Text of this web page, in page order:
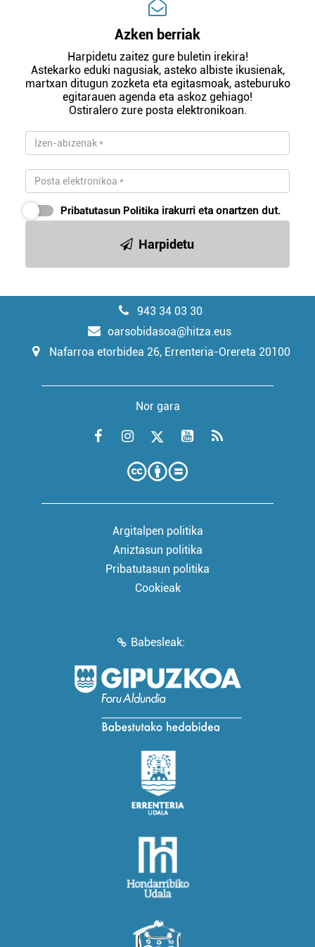
Azken berriak
Harpidetu zaitez gure buletin irekira!
Astekarko eduki nagusiak, asteko albiste ikusienak,
martxan ditugun zozketa eta egitasmoak, asteburuko
egitarauen agenda eta askoz gehiago!
Ostiralero zure posta elektronikoan.
Pribatutasun Politika irakurri eta onartzen dut.
Harpidetu
943 34 03 30
oarsobidasoa@hitza.eus
Nafarroa etorbidea 26, Errenteria-Orereta 20100
Nor gara
Argitalpen politika
Aniztasun politika
Pribatutasun politika
Cookieak
Babesleak: